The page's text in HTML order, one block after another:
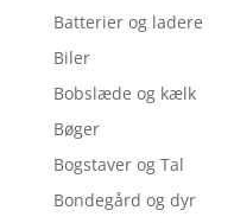
Batterier og ladere
Biler
Bobslæde og kælk
Bøger
Bogstaver og Tal
Bondegård og dyr